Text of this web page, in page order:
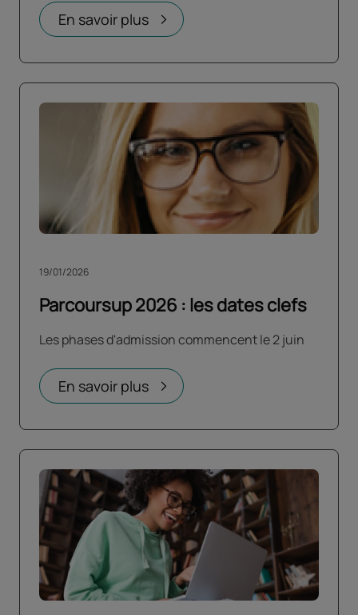
En savoir plus
Parcoursup 2026 : les dates clefs
19/01/2026
Les phases d'admission commencent le 2 juin
En savoir plus